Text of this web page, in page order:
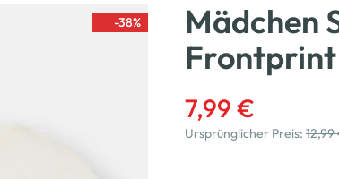
-38%
Mädchen
Frontprint
7,99 €
Ursprünglicher Preis: 12,99